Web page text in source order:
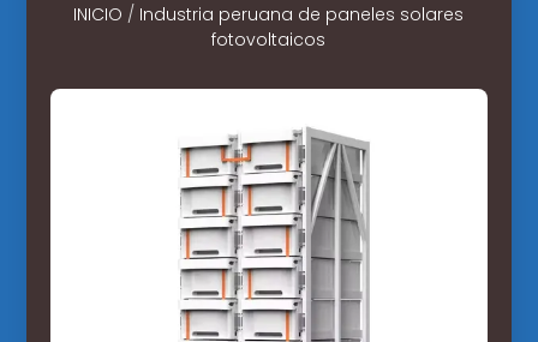
INICIO / Industria peruana de paneles solares
fotovoltaicos